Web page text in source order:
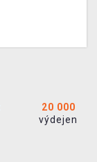
20 000
výdejen